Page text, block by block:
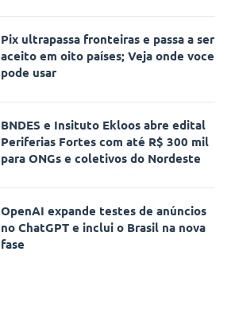
Pix ultrapassa fronteiras e passa a ser
aceito em oito países; Veja onde voce
pode usar
BNDES e Insituto Ekloos abre edital
Periferias Fortes com até R$ 300 mil
para ONGs e coletivos do Nordeste
OpenAI expande testes de anúncios
no ChatGPT e inclui o Brasil na nova
fase